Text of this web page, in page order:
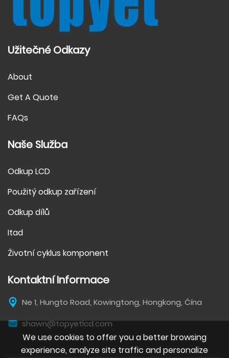
Užitečné Odkazy
About
Get A Quote
FAQs
Naše Služba
Odkup LCD
Použitý odkup zařízení
Odkup dílů
Itad
Životní cyklus komponent
Kontaktní Informace
Ne 1, Hungto Road, Kowingtong, Hongkong, Čína
shawn@topyetlcd.com
We use cookies to offer you a better browsing
experience, analyze site traffic and personalize